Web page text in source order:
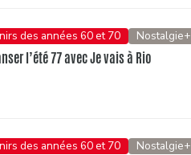
des années 60 et 70 Nostalgie+
l’été 77 avec Je vais à Rio
des années 60 et 70 Nostalgie+